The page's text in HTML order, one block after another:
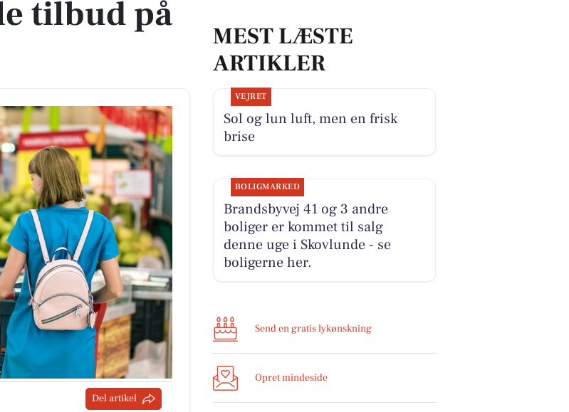
tilbud på
Del artikel
MEST LÆSTE
ARTIKLER
VEJRET
Sol og lun luft, men en frisk
brise
BOLIGMARKED
Brandsbyvej 41 og 3 andre
boliger er kommet til salg
denne uge i Skovlunde - se
boligerne her.
Send en gratis lykønskning
Opret mindeside